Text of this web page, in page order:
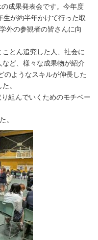
成果発表会です。今年度
が約半年かけて行った取
外の参観者の皆さんに向
とん追究した人、社会に
ど、様々な成果物が紹介
のようなスキルが伸長した
。
組んでいくためのモチベー
。